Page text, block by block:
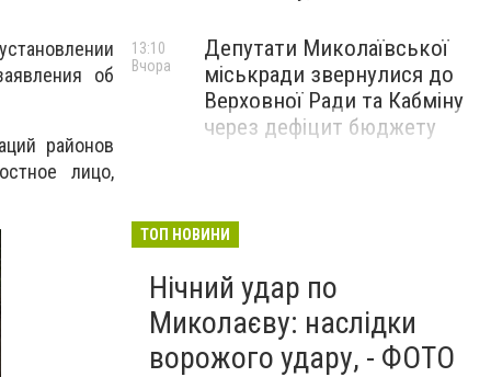
об
районов
лицо,
Депутати Миколаївської
міськради звернулися до
Верховної Ради та Кабміну
через дефіцит бюджету
13:10
Вчора
ТОП НОВИНИ
Нічний удар по
Миколаєву: наслідки
ворожого удару, - ФОТО